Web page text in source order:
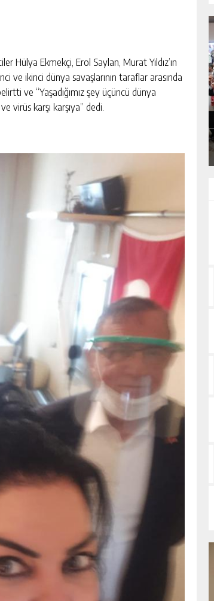
Hülya Ekmekçi, Erol Saylan, Murat Yıldız’ın
ve ikinci dünya savaşlarının taraflar arasında
ve “Yaşadığımız şey üçüncü dünya
virüs karşı karşıya” dedi.
MHP ADANA’DA 15 İLÇE KONGRESINI
TAMAMLADI